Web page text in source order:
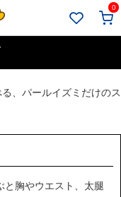
0
、パールイズミだけのス
と胸やウエスト、太腿